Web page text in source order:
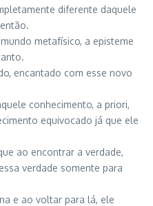
diferente daquele
metafísico, a episteme
encantado com esse novo
conhecimento, a priori,
equivocado já que ele
ao encontrar a verdade,
verdade somente para
e ao voltar para lá, ele